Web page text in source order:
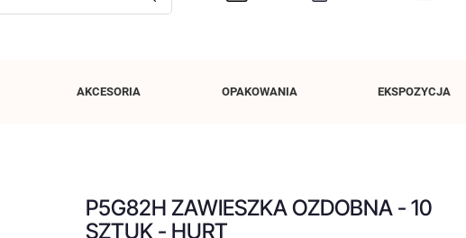
AKCESORIA OPAKOWANIA EKSPOZYCJA
P5G82H ZAWIESZKA OZDOBNA - 10
SZTUK - HURT